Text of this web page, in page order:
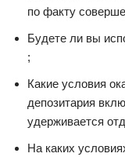
по факту
Будете ли вы
;
Какие условия
депозитария
удерживается
На каких